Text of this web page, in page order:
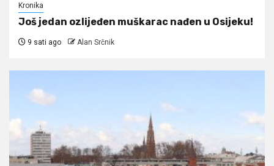
Kronika
Još jedan ozlijeđen muškarac nađen u Osijeku!
9 sati ago Alan Srčnik